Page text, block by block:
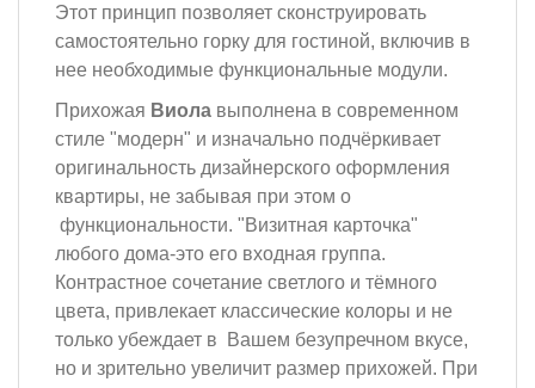
Этот принцип позволяет сконструировать
самостоятельно горку для гостиной, включив в
нее необходимые функциональные модули.
Прихожая Виола выполнена в современном
стиле "модерн" и изначально подчёркивает
оригинальность дизайнерского оформления
квартиры, не забывая при этом о
функциональности. "Визитная карточка"
любого дома-это его входная группа.
Контрастное сочетание светлого и тёмного
цвета, привлекает классические колоры и не
только убеждает в Вашем безупречном вкусе,
но и зрительно увеличит размер прихожей. При